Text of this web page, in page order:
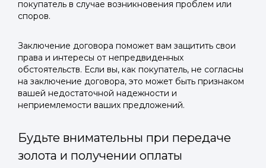
покупатель в случае возникновения проблем или
споров.
Заключение договора поможет вам защитить свои
права и интересы от непредвиденных
обстоятельств. Если вы, как покупатель, не согласны
на заключение договора, это может быть признаком
вашей недостаточной надежности и
неприемлемости ваших предложений.
Будьте внимательны при передаче
золота и получении оплаты